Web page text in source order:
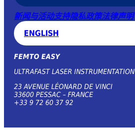
新闻与活动支持隐私政策法律声明
ENGLISH
FEMTO EASY
ULTRAFAST LASER INSTRUMENTATION
23 AVENUE LÉONARD DE VINCI
33600 PESSAC – FRANCE
+33 9 72 60 37 92